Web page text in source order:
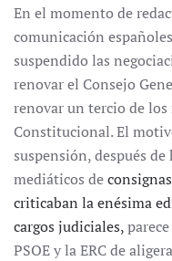
En el momento de
comunicación
suspendido las
renovar el Consejo
renovar un tercio de
Constitucional. El
suspensión, después
mediáticos de
criticaban la enésima
cargos judiciales,
PSOE y la ERC de